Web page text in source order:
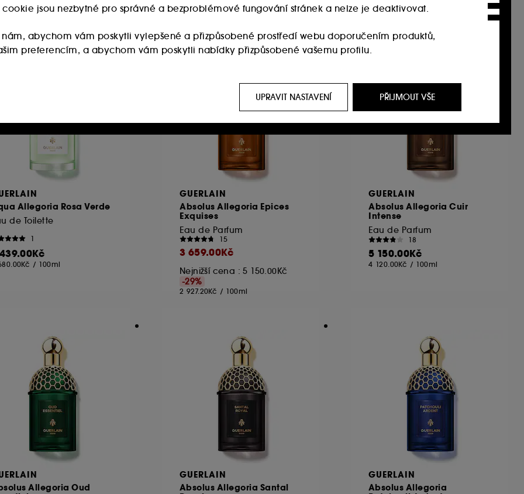
-1.1%
Allegoria Rosa Verde
de Toilette
1
/ 100ml
GUERLAIN
Absolus Allegoria Epices
Exquises
Eau de Parfum
15
3 659.00Kč
Nejnižší cena :5 150.00Kč
-29%
2 927.20Kč / 100ml
GUERLAIN
Absolus Allegoria Cuir
Intense
Eau de Parfum
18
5 150.00Kč
4 120.00Kč / 100ml
Allegoria Oud
GUERLAIN
Absolus Allegoria Santal
GUERLAIN
Absolus Allegoria
cookie jsou nezbytné pro správné a bezproblémové fungování stránek a nelze je deaktivovat.
abychom vám poskytli vylepšené a přizpůsobené prostředí webu doporučením produktů,
preferencím, a abychom vám poskytli nabídky přizpůsobené vašemu profilu.
sítích, to vše na základě stránek, které jste si prohlíželi na našem webu, historie prohlížení a historie
:Umožňují nám sestavovat statistiky o počtu návštěvníků a jejich zvyklostí při procházení webu s cílem
vyžaduje váš souhlas. Své volby týkající se používání souborů cookies můžete upravit pomocí
"Přijmout vše". Svůj souhlas můžete kdykoli odvolat. Pokud chcete získat více informací o
PŘIJMOUT VŠE
UPRAVIT NASTAVENÍ